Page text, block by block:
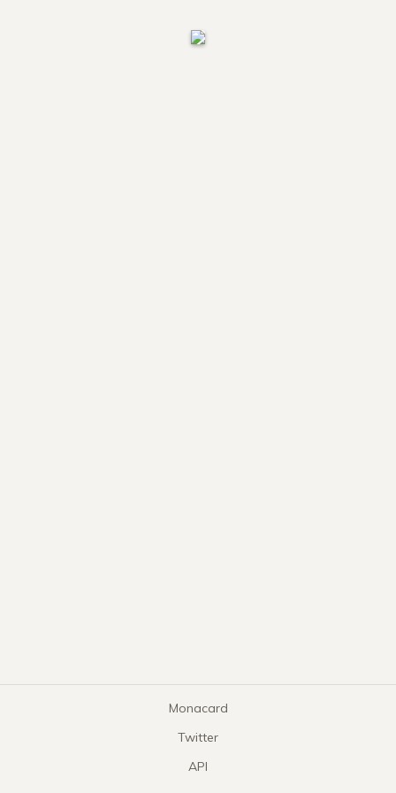
Monacard
Twitter
API